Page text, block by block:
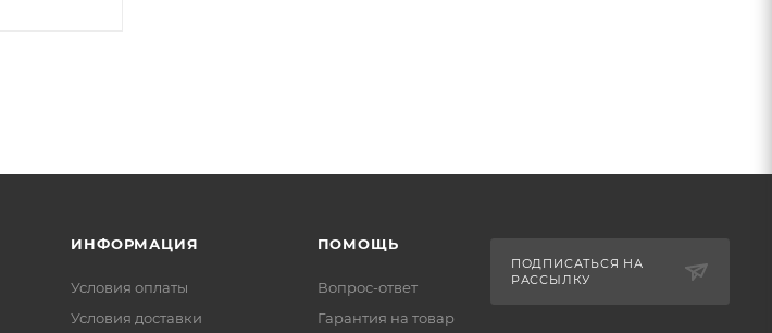
ИНФОРМАЦИЯ
Условия оплаты
Условия доставки
ПОМОЩЬ
Вопрос-ответ
Гарантия на товар
ПОДПИСАТЬСЯ НА
РАССЫЛКУ